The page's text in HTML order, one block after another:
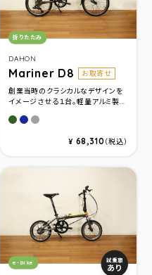
DAHON
Mariner D8 お取寄せ
カテゴリ：
折りたたみ
創業当時のクラシカルなデザインを
イメージさせる１台。軽量アルミ製...
Olive Drab
Ocean Navy
Gunmetal
¥ 68,310（税込）
カテゴリ：
e-Bike 試乗車
あり